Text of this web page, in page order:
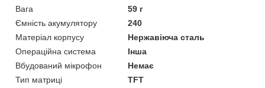
Вага
59 г
Ємність акумулятору
240
Матеріал корпусу
Нержавіюча сталь
Операційна система
Інша
Вбудований мікрофон
Немає
Тип матриці
TFT